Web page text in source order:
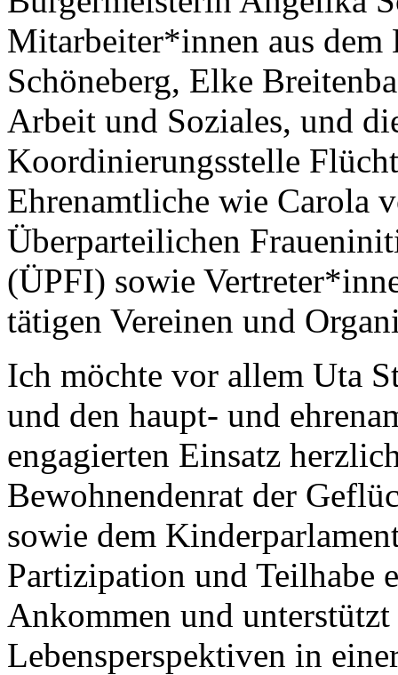
Mitarbeiter*innen aus dem
Schöneberg, Elke
Arbeit und Soziales, und
Koordinierungsstelle
Ehrenamtliche wie Carola
Überparteilichen
(ÜPFI) sowie
tätigen Vereinen und
Ich möchte vor allem Uta
und den haupt- und
engagierten Einsatz
Bewohnendenrat der
sowie dem
Partizipation und Teilhabe
Ankommen und
Lebensperspektiven in